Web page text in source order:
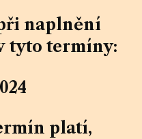
naplnění
tyto termíny:
platí,